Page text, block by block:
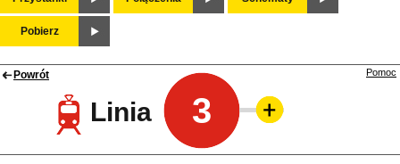
Pobierz
Powrót
Linia 3
Pomoc